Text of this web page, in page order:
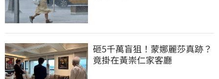
砸5千萬盲狙！蒙娜麗莎真跡？
竟掛在黃崇仁家客廳